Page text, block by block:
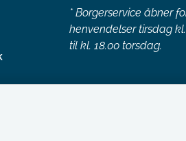
* Borgerservice åbner
henvendelser tirsdag
til kl. 18.00 torsdag.